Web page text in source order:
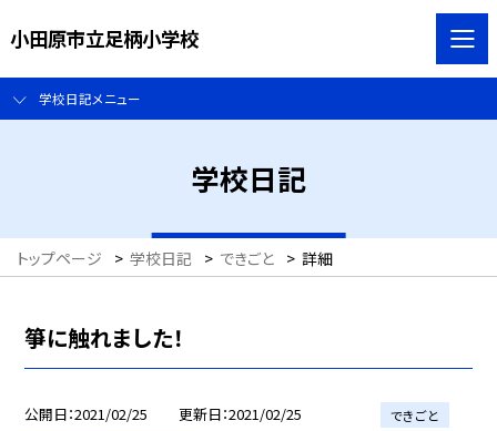
小田原市立足柄小学校
学校日記メニュー
学校日記
トップページ > 学校日記 > できごと > 詳細
箏に触れました！
公開日 2021/02/25 更新日 2021/02/25 できごと